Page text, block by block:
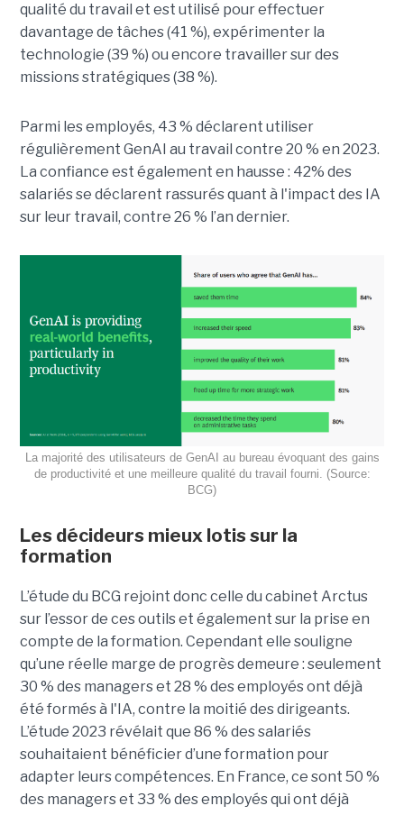
qualité du travail et est utilisé pour effectuer
davantage de tâches (41 %), expérimenter la
technologie (39 %) ou encore travailler sur des
missions stratégiques (38 %).
Parmi les employés, 43 % déclarent utiliser
régulièrement GenAI au travail contre 20 % en 2023.
La confiance est également en hausse : 42% des
salariés se déclarent rassurés quant à l'impact des IA
sur leur travail, contre 26 % l’an dernier.
La majorité des utilisateurs de GenAI au bureau évoquant des gains
de productivité et une meilleure qualité du travail fourni. (Source:
BCG)
Les décideurs mieux lotis sur la
formation
L’étude du BCG rejoint donc celle du cabinet Arctus
sur l’essor de ces outils et également sur la prise en
compte de la formation. Cependant elle souligne
qu’une réelle marge de progrès demeure : seulement
30 % des managers et 28 % des employés ont déjà
été formés à l'IA, contre la moitié des dirigeants.
L’étude 2023 révélait que 86 % des salariés
souhaitaient bénéficier d’une formation pour
adapter leurs compétences. En France, ce sont 50 %
des managers et 33 % des employés qui ont déjà